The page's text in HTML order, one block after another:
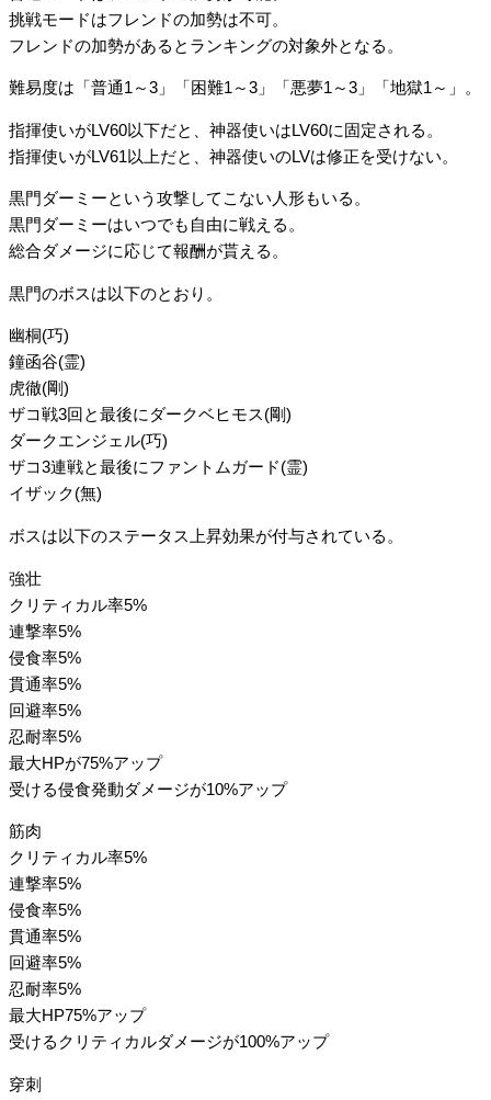
挑戦モードはフレンドの加勢は不可。
フレンドの加勢があるとランキングの対象外となる。
難易度は「普通1～3」「困難1～3」「悪夢1～3」「地獄1～」。
指揮使いがLV60以下だと、神器使いはLV60に固定される。
指揮使いがLV61以上だと、神器使いのLVは修正を受けない。
黒門ダーミーという攻撃してこない人形もいる。
黒門ダーミーはいつでも自由に戦える。
総合ダメージに応じて報酬が貰える。
黒門のボスは以下のとおり。
幽桐(巧)
鐘函谷(霊)
虎徹(剛)
ザコ戦3回と最後にダークベヒモス(剛)
ダークエンジェル(巧)
ザコ3連戦と最後にファントムガード(霊)
イザック(無)
ボスは以下のステータス上昇効果が付与されている。
強壮
クリティカル率5%
連撃率5%
侵食率5%
貫通率5%
回避率5%
忍耐率5%
最大HPが75%アップ
受ける侵食発動ダメージが10%アップ
筋肉
クリティカル率5%
連撃率5%
侵食率5%
貫通率5%
回避率5%
忍耐率5%
最大HP75%アップ
受けるクリティカルダメージが100%アップ
穿刺